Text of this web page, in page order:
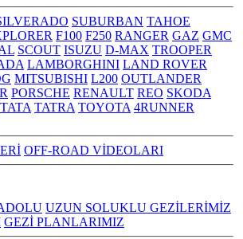
SUBURBAN TAHOE
F100 F250 RANGER GAZ GMC
SCOUT ISUZU D-MAX TROOPER
LAMBORGHINI LAND ROVER
MITSUBISHI L200 OUTLANDER
PORSCHE RENAULT REO SKODA
TATA TATRA TOYOTA 4RUNNER
OFF-ROAD VİDEOLARI
UZUN SOLUKLU GEZİLERİMİZ
GEZİ PLANLARIMIZ